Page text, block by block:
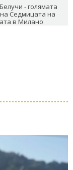
- голямата
Седмицата на
в Милано